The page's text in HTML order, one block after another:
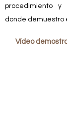
procedimiento
donde demuestro
Vídeo